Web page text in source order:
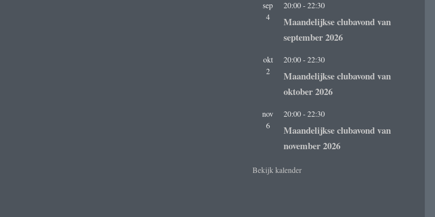
sep
4
20:00-22:30
Maandelijkse clubavond van
september 2026
okt
2
20:00-22:30
Maandelijkse clubavond van
oktober 2026
nov
6
20:00-22:30
Maandelijkse clubavond van
november 2026
Bekijk kalender